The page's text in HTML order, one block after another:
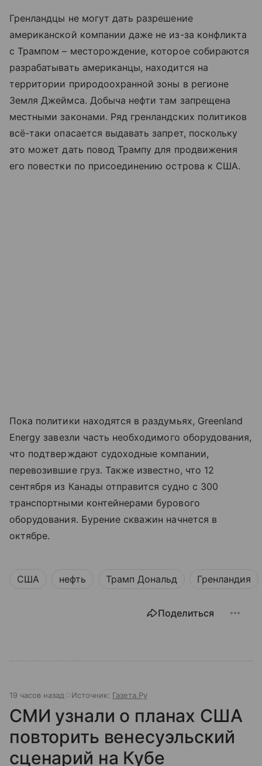
Гренландцы не могут дать разрешение
американской компании даже не из-за конфликта
с Трампом – месторождение, которое собираются
разрабатывать американцы, находится на
территории природоохранной зоны в регионе
Земля Джеймса. Добыча нефти там запрещена
местными законами. Ряд гренландских политиков
всё-таки опасается выдавать запрет, поскольку
это может дать повод Трампу для продвижения
его повестки по присоединению острова к США.
Пока политики находятся в раздумьях, Greenland
Energy завезли часть необходимого оборудования,
что подтверждают судоходные компании,
перевозившие груз. Также известно, что 12
сентября из Канады отправится судно с 300
транспортными контейнерами бурового
оборудования. Бурение скважин начнется в
октябре.
США нефть Трамп Дональд Гренландия
Поделиться
19 часов назад Источник: Газета.Ру
СМИ узнали о планах США
повторить венесуэльский
сценарий на Кубе